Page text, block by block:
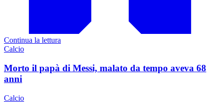
Continua la lettura
Calcio
Morto il papà di Messi, malato da tempo aveva 68
anni
Calcio